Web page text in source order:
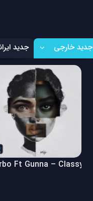
جدید خارجی جدید
Ft Gunna – Classy Girl